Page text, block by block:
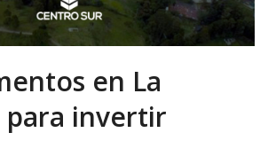
en La
para invertir